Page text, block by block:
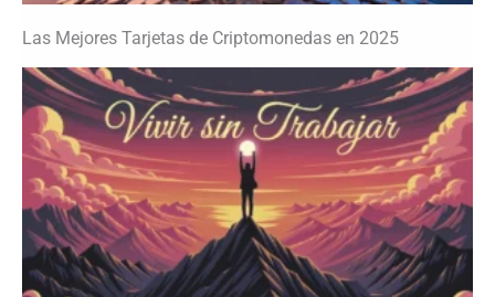
Las Mejores Tarjetas de Criptomonedas en 2025